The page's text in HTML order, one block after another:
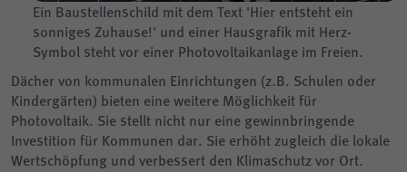
Ein Baustellenschild mit dem Text 'Hier entsteht ein
sonniges Zuhause!' und einer Hausgrafik mit Herz-
Symbol steht vor einer Photovoltaikanlage im Freien.
Dächer von kommunalen Einrichtungen (z.B. Schulen oder
Kindergärten) bieten eine weitere Möglichkeit für
Photovoltaik. Sie stellt nicht nur eine gewinnbringende
Investition für Kommunen dar. Sie erhöht zugleich die lokale
Wertschöpfung und verbessert den Klimaschutz vor Ort.